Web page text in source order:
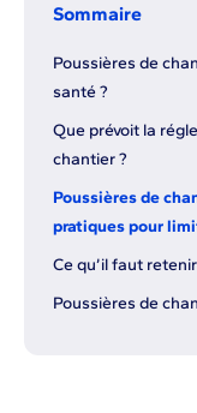
Sommaire
Poussières de
santé ?
Que prévoit la
chantier ?
Poussières de
pratiques pour
Ce qu’il faut retenir
Poussières de